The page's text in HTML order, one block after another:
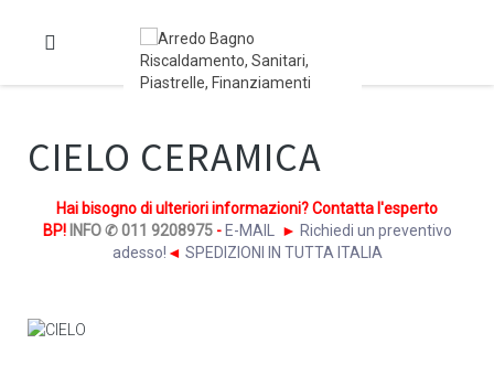
CIELO CERAMICA
Hai bisogno di ulteriori informazioni? Contatta l'esperto
BP! INFO ✆ 011 9208975- E-MAIL ► Richiedi un preventivo
adesso! ◄ SPEDIZIONI IN TUTTA ITALIA